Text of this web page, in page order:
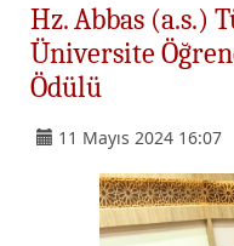
Hz. Abbas (a.s.)
Üniversite
Ödülü
11 Mayıs 2024 16:07